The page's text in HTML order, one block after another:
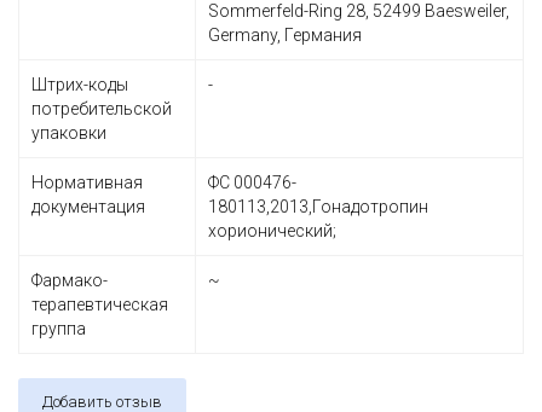
Sommerfeld-Ring 28, 52499 Baesweiler,
Germany, Германия
Штрих-коды
потребительской
упаковки
-
Нормативная
документация
ФС 000476-
180113,2013,Гонадотропин
хорионический;
Фармако-
терапевтическая
группа
~
Добавить отзыв